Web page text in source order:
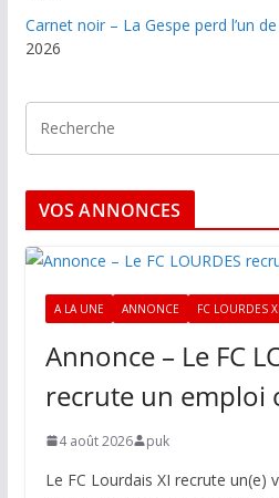
Carnet noir – La Gespe perd l’un
2026
VOS ANNONCES
A LA UNE ANNONCE FC LOURDES XI
Annonce – Le FC
recrute un emploi
4 août 2026 puk
Le FC Lourdais XI recrute un(e)